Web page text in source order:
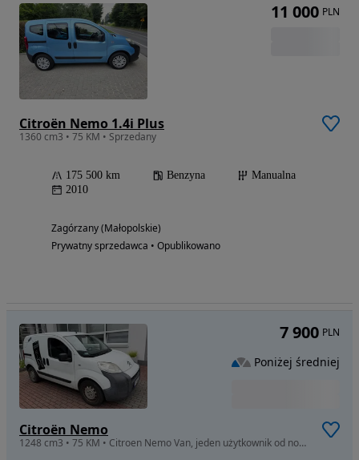
Citroën Nemo 1.4i Plus
1360 cm3 • 75 KM • Sprzedany
175 500 km Benzyna
Manualna
2010
Zagórzany (Małopolskie)
Prywatny sprzedawca • Opublikowano
11 000 PLN
Citroën Nemo
1248 cm3 • 75 KM • Citroen Nemo Van, jeden użytkownik od nowości
7 900 PLN
Poniżej średniej